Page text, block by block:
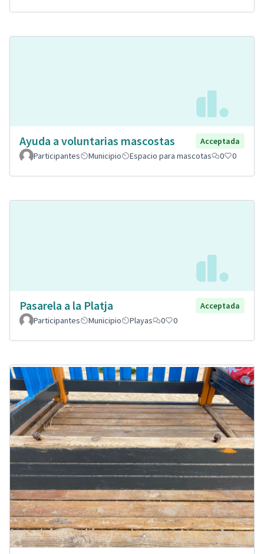
Ayuda a voluntarias mascostas
Acceptada
Participantes
Municipio Espacio para mascotas 0 0
Pasarela a la Platja
Acceptada
Participantes
Municipio Playas 0 0